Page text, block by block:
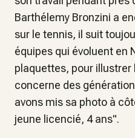
Barthélemy Bronzini a
sur le tennis, il suit
équipes qui évoluent en
plaquettes, pour illustrer
concerne des
avons mis sa photo à
jeune licencié, 4 ans".